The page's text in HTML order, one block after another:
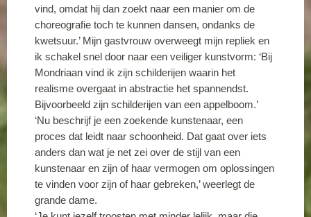
vind, omdat hij dan zoekt naar een manier om de
choreografie toch te kunnen dansen, ondanks de
kwetsuur.’ Mijn gastvrouw overweegt mijn repliek en
ik schakel snel door naar een veiliger kunstvorm: ‘Bij
Mondriaan vind ik zijn schilderijen waarin het
realisme overgaat in abstractie het spannendst.
Bijvoorbeeld zijn schilderijen van een appelboom.’
‘Nu beschrijf je een zoekende kunstenaar, een
proces dat leidt naar schoonheid. Dat gaat over iets
anders dan wat je net zei over de stijl van een
kunstenaar en zijn of haar vermogen om oplossingen
te vinden voor zijn of haar gebreken,’ weerlegt de
grande dame.